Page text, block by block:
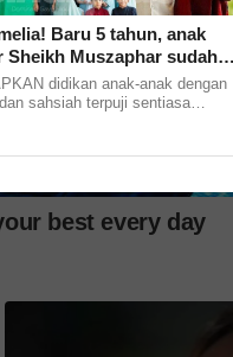
rumah, Eliyama
Baru 5 tahun, anak
Sheikh Muszaphar sudah
didikan anak-anak dengan
sahsiah terpuji sentiasa